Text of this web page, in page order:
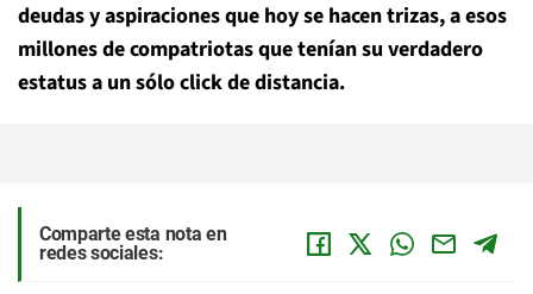
deudas y aspiraciones que hoy se hacen trizas, a esos
millones de compatriotas que tenían su verdadero
estatus a un sólo click de distancia.
Comparte esta nota en
redes sociales: